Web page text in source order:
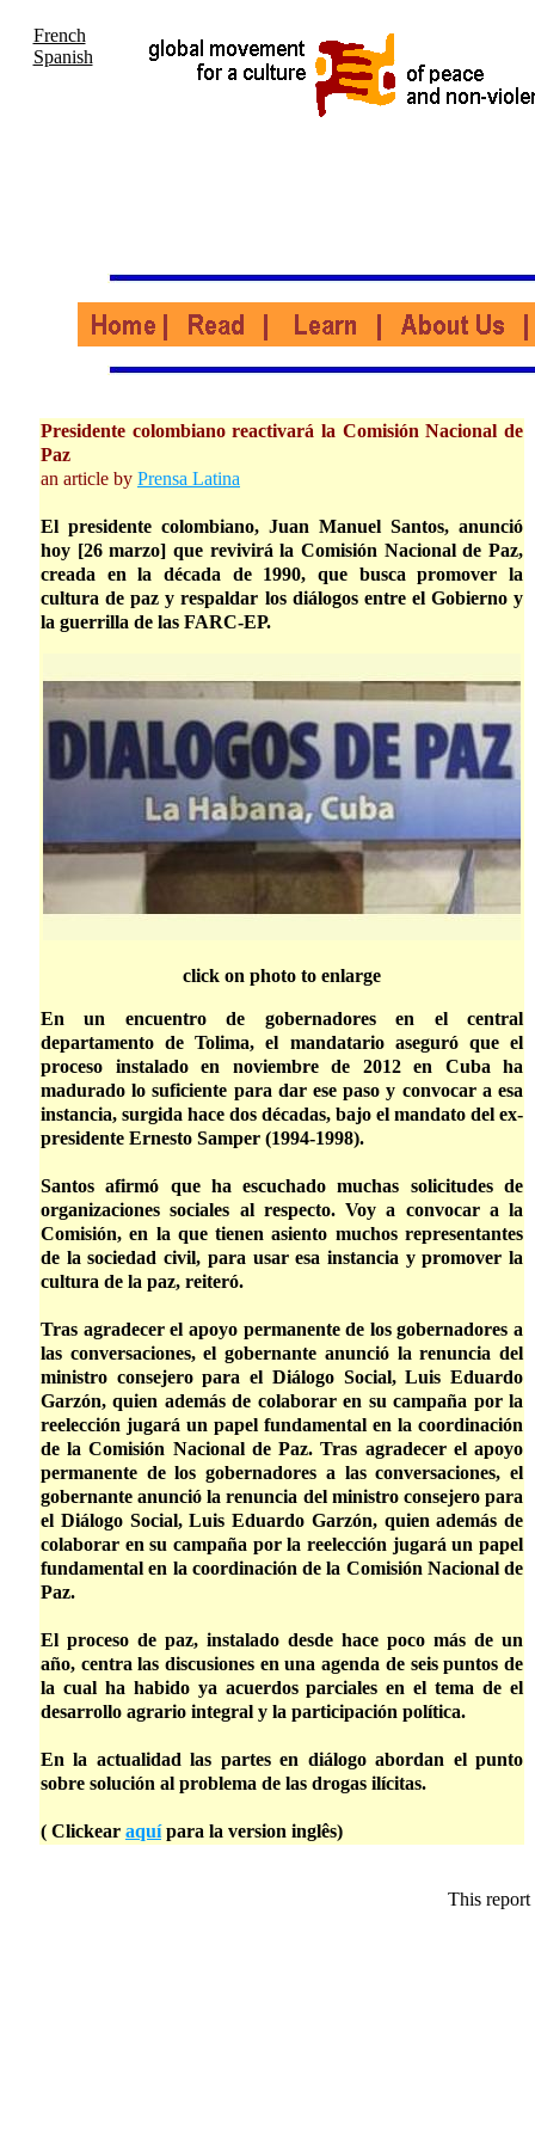
French
Spanish
Presidente colombiano reactivará la Comisión Nacional de
Paz
an article by Prensa Latina
El presidente colombiano, Juan Manuel Santos, anunció
hoy [26 marzo] que revivirá la Comisión Nacional de Paz,
creada en la década de 1990, que busca promover la
cultura de paz y respaldar los diálogos entre el Gobierno y
la guerrilla de las FARC-EP.
click on photo to enlarge
En un encuentro de gobernadores en el central
departamento de Tolima, el mandatario aseguró que el
proceso instalado en noviembre de 2012 en Cuba ha
madurado lo suficiente para dar ese paso y convocar a esa
instancia, surgida hace dos décadas, bajo el mandato del ex-
presidente Ernesto Samper (1994-1998).
Santos afirmó que ha escuchado muchas solicitudes de
organizaciones sociales al respecto. Voy a convocar a la
Comisión, en la que tienen asiento muchos representantes
de la sociedad civil, para usar esa instancia y promover la
cultura de la paz, reiteró.
Tras agradecer el apoyo permanente de los gobernadores a
las conversaciones, el gobernante anunció la renuncia del
ministro consejero para el Diálogo Social, Luis Eduardo
Garzón, quien además de colaborar en su campaña por la
reelección jugará un papel fundamental en la coordinación
de la Comisión Nacional de Paz. Tras agradecer el apoyo
permanente de los gobernadores a las conversaciones, el
gobernante anunció la renuncia del ministro consejero para
el Diálogo Social, Luis Eduardo Garzón, quien además de
colaborar en su campaña por la reelección jugará un papel
fundamental en la coordinación de la Comisión Nacional de
Paz.
El proceso de paz, instalado desde hace poco más de un
año, centra las discusiones en una agenda de seis puntos de
la cual ha habido ya acuerdos parciales en el tema de el
desarrollo agrario integral y la participación política.
En la actualidad las partes en diálogo abordan el punto
sobre solución al problema de las drogas ilícitas.
( Clickear aquípara la version inglês)
This report